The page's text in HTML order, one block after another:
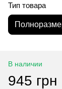
Тип товара
В наличии
945 грн